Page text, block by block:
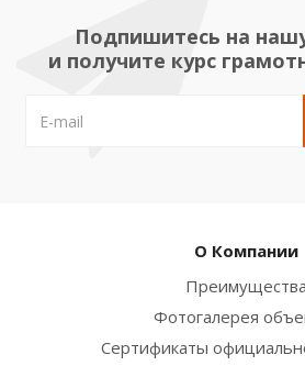
Подпишитесь на
и получите курс
О Компании
Преимущества
Фотогалерея
Сертификаты